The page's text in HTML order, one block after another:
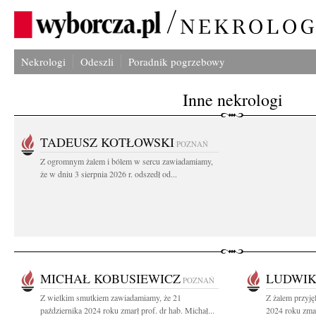
Nekrologi Odeszli Poradnik pogrzebowy
Inne nekrologi
TADEUSZ KOTŁOWSKI POZNAŃ
Z ogromnym żalem i bólem w sercu zawiadamiamy,
że w dniu 3 sierpnia 2026 r. odszedł od...
MICHAŁ KOBUSIEWICZ POZNAŃ
Z wielkim smutkiem zawiadamiamy, że 21
października 2024 roku zmarł prof. dr hab. Michał...
Z żalem
2024 roku